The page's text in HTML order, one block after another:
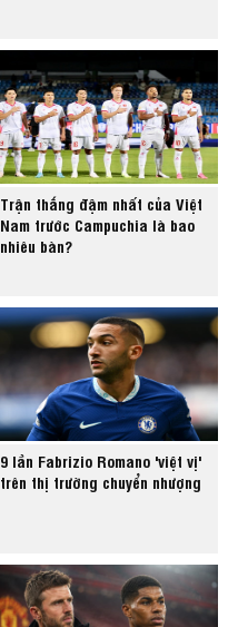
Trận thắng đậm nhất của Việt
Nam trước Campuchia là bao
nhiêu bàn?
9 lần Fabrizio Romano 'việt vị'
trên thị trường chuyển nhượng